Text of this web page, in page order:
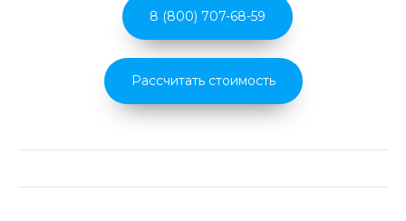
8 (800) 707-68-59
Рассчитать стоимость